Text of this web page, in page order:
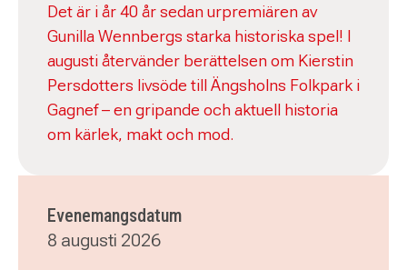
Det är i år 40 år sedan urpremiären av
Gunilla Wennbergs starka historiska spel! I
augusti återvänder berättelsen om Kierstin
Persdotters livsöde till Ängsholns Folkpark i
Gagnef – en gripande och aktuell historia
om kärlek, makt och mod.
Evenemangsdatum
8 augusti 2026